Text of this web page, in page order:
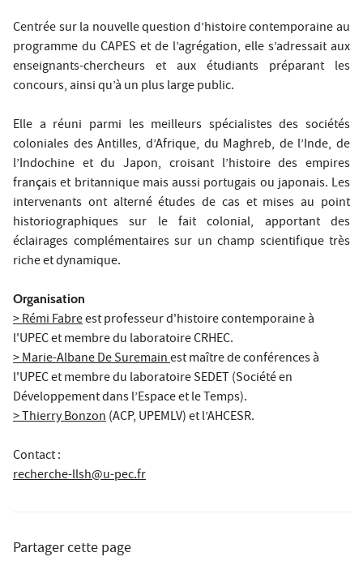
Centrée sur la nouvelle question d’histoire contemporaine au
programme du CAPES et de l’agrégation, elle s’adressait aux
enseignants-chercheurs et aux étudiants préparant les
concours, ainsi qu’à un plus large public.
Elle a réuni parmi les meilleurs spécialistes des sociétés
coloniales des Antilles, d’Afrique, du Maghreb, de l’Inde, de
l’Indochine et du Japon, croisant l’histoire des empires
français et britannique mais aussi portugais ou japonais. Les
intervenants ont alterné études de cas et mises au point
historiographiques sur le fait colonial, apportant des
éclairages complémentaires sur un champ scientifique très
riche et dynamique.
Organisation
> Rémi Fabreest professeur d'histoire contemporaine à
l'UPEC et membre du laboratoire CRHEC.
> Marie-Albane De Suremainest maître de conférences à
l'UPEC et membre du laboratoire SEDET (Société en
Développement dans l’Espace et le Temps).
> Thierry Bonzon(ACP, UPEMLV) et l’AHCESR.
Contact :
recherche-llsh@u-pec.fr
Partager cette page